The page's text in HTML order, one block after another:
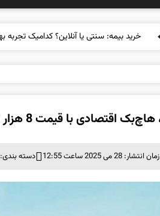
خرید ب
زمان انتشار: 28 می 2025 ساعت 12:55 دسته بندی: